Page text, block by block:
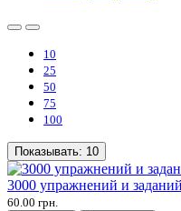
10
25
50
75
100
Показывать: 10
3000 упражнений и
60.00 грн.